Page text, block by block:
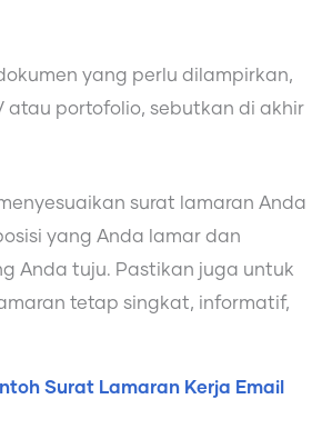
yang perlu dilampirkan,
atau portofolio, sebutkan di akhir
surat lamaran Anda
yang Anda lamar dan
Anda tuju. Pastikan juga untuk
tetap singkat, informatif,
Surat Lamaran Kerja Email